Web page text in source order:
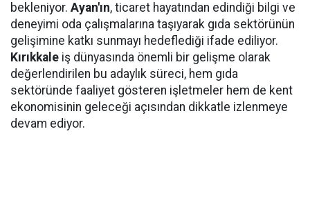
bekleniyor. Ayan'ın, ticaret hayatından edindiği bilgi ve
deneyimi oda çalışmalarına taşıyarak gıda sektörünün
gelişimine katkı sunmayı hedeflediği ifade ediliyor.
Kırıkkale iş dünyasında önemli bir gelişme olarak
değerlendirilen bu adaylık süreci, hem gıda
sektöründe faaliyet gösteren işletmeler hem de kent
ekonomisinin geleceği açısından dikkatle izlenmeye
devam ediyor.